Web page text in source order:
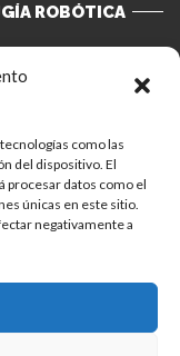
como las
del dispositivo. El
procesar datos como el
únicas en este sitio.
negativamente a
ROBÓTICA